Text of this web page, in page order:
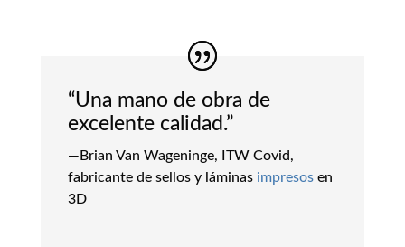
“Una mano de obra de
excelente calidad.”
—Brian Van Wageninge, ITW Covid,
fabricante de sellos y láminas impresosen
3D